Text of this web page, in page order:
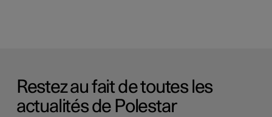
Restez au fait de toutes les
actualités de Polestar